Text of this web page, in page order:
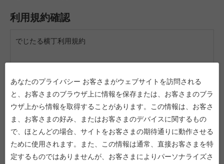
利用規約確認
でじたる横丁利用規約
「本サイト」といいます）は、株式会社日立システムズ（以
下「日立システムズ」といいます）が、お客さまに対して当
社サービス・商品を販売することを目的として運営するECサ
イトです。
お客さまは、本サイトを利用するための諸条件を定めた
「でじたる横丁利用規約」（以下「本利用規約」といいま
す）に同意いただくことにより、本サイトの利用を申し込み
あなたのプライバシー お客さまがウェブサイトを訪問される
と、お客さまのブラウザ上に情報を保存または、お客さまのブラ
ウザ上から情報を取得することがあります。この情報は、お客さ
ま、お客さまの好み、またはお客さまのデバイスに関するもの
で、ほとんどの場合、サイトをお客さまの期待通りに動作させる
ために使用されます。また、この情報は通常、直接お客さまを特
定するものではありませんが、お客さまによりパーソナライズさ